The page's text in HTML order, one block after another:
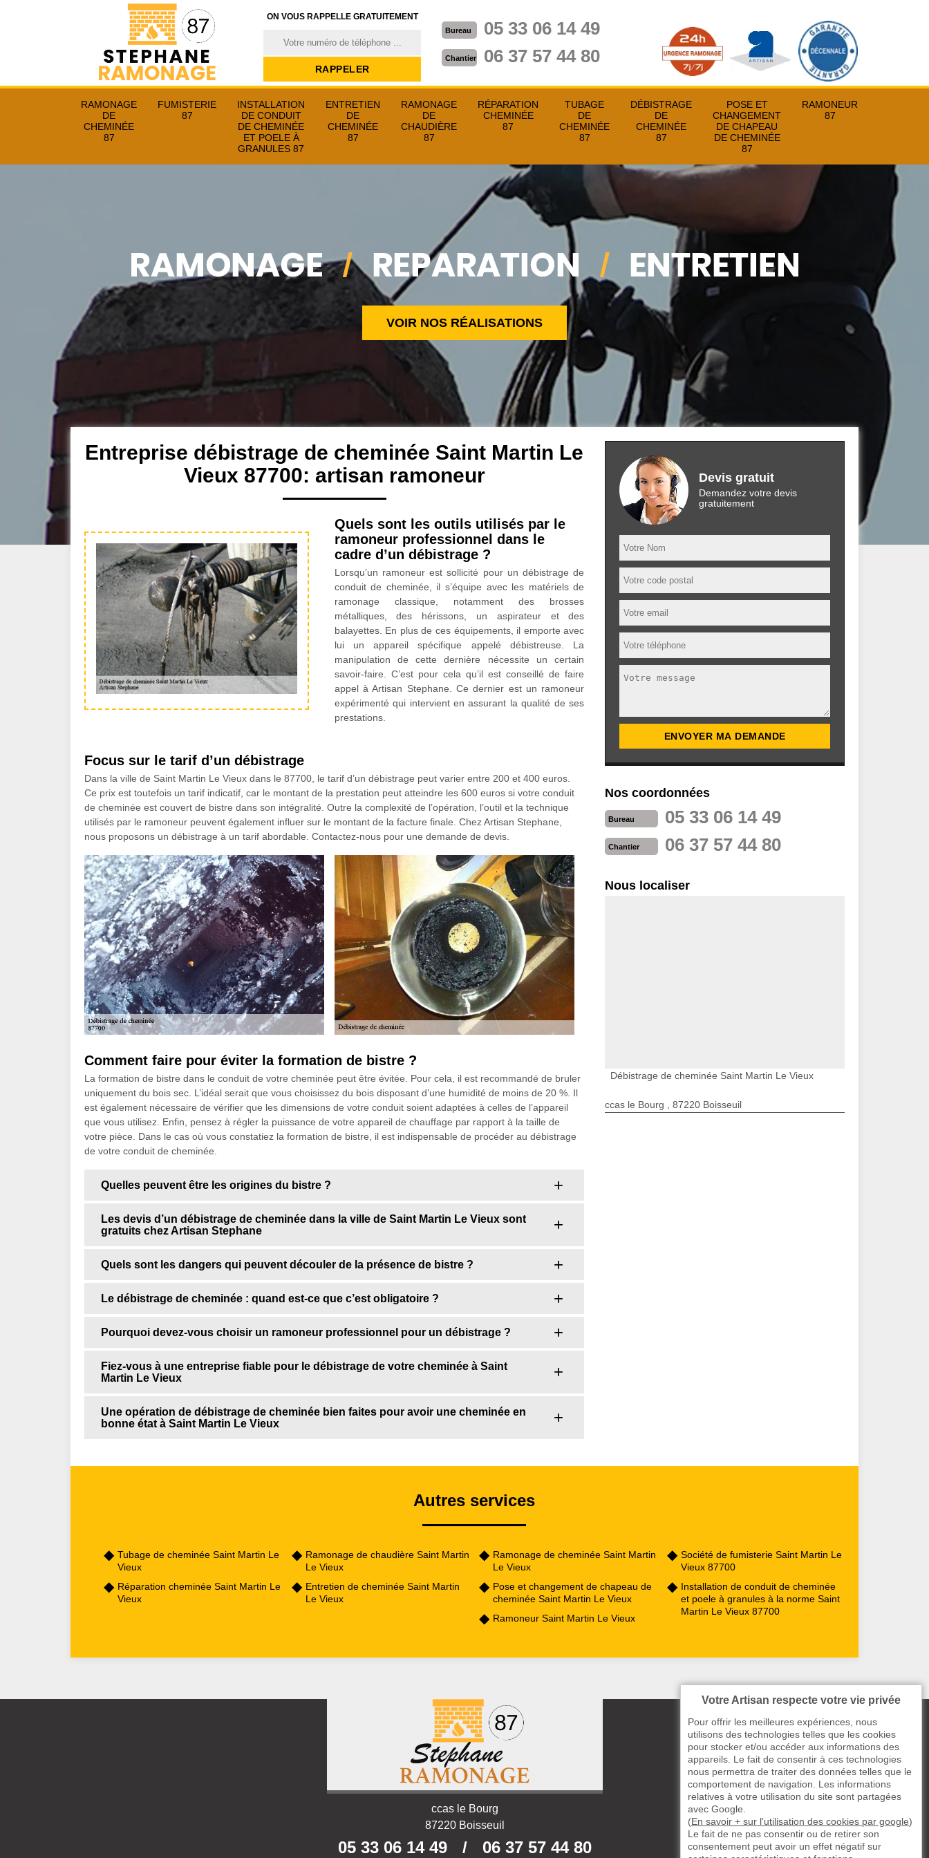
ON VOUS RAPPELLE GRATUITEMENT
Bureau 05 33 06 14 49
Chantier 06 37 57 44 80
RAMONAGE
DE
CHEMINÉE
87
FUMISTERIE
87
INSTALLATION
DE CONDUIT
DE CHEMINÉE
ET POELE À
GRANULES 87
ENTRETIEN
DE
CHEMINÉE
87
RAMONAGE
DE
CHAUDIÈRE
87
RÉPARATION
CHEMINÉE
87
TUBAGE
DE
CHEMINÉE
87
DÉBISTRAGE
DE
CHEMINÉE
87
POSE ET
CHANGEMENT
DE CHAPEAU
DE CHEMINÉE
87
RAMONEUR
87
VOIR NOS RÉALISATIONS
Entreprise débistrage de cheminée Saint Martin Le
Vieux 87700: artisan ramoneur
Quels sont les outils utilisés par le
ramoneur professionnel dans le
cadre d’un débistrage ?
Lorsqu’un ramoneur est sollicité pour un débistrage de
conduit de cheminée, il s’équipe avec les matériels de
ramonage classique, notamment des brosses
métalliques, des hérissons, un aspirateur et des
balayettes. En plus de ces équipements, il emporte avec
lui un appareil spécifique appelé débistreuse. La
manipulation de cette dernière nécessite un certain
savoir-faire. C’est pour cela qu’il est conseillé de faire
appel à Artisan Stephane. Ce dernier est un ramoneur
expérimenté qui intervient en assurant la qualité de ses
prestations.
Focus sur le tarif d’un débistrage
Dans la ville de Saint Martin Le Vieux dans le 87700, le tarif d’un débistrage peut varier entre 200 et 400 euros.
Ce prix est toutefois un tarif indicatif, car le montant de la prestation peut atteindre les 600 euros si votre conduit
de cheminée est couvert de bistre dans son intégralité. Outre la complexité de l’opération, l’outil et la technique
utilisés par le ramoneur peuvent également influer sur le montant de la facture finale. Chez Artisan Stephane,
nous proposons un débistrage à un tarif abordable. Contactez-nous pour une demande de devis.
Comment faire pour éviter la formation de bistre ?
La formation de bistre dans le conduit de votre cheminée peut être évitée. Pour cela, il est recommandé de bruler
uniquement du bois sec. L’idéal serait que vous choisissez du bois disposant d’une humidité de moins de 20 %. Il
est également nécessaire de vérifier que les dimensions de votre conduit soient adaptées à celles de l’appareil
que vous utilisez. Enfin, pensez à régler la puissance de votre appareil de chauffage par rapport à la taille de
votre pièce. Dans le cas où vous constatiez la formation de bistre, il est indispensable de procéder au débistrage
de votre conduit de cheminée.
Quelles peuvent être les origines du bistre ?
Les devis d’un débistrage de cheminée dans la ville de Saint Martin Le Vieux sont
gratuits chez Artisan Stephane
Quels sont les dangers qui peuvent découler de la présence de bistre ?
Le débistrage de cheminée : quand est-ce que c’est obligatoire ?
Pourquoi devez-vous choisir un ramoneur professionnel pour un débistrage ?
Fiez-vous à une entreprise fiable pour le débistrage de votre cheminée à Saint
Martin Le Vieux
Une opération de débistrage de cheminée bien faites pour avoir une cheminée en
bonne état à Saint Martin Le Vieux
Devis gratuit
Demandez votre devis
gratuitement
Nos coordonnées
Bureau 05 33 06 14 49
Chantier 06 37 57 44 80
Nous localiser
Débistrage de cheminée Saint Martin Le Vieux
ccas le Bourg , 87220 Boisseuil
Autres services
Tubage de cheminée Saint Martin Le
Vieux
Réparation cheminée Saint Martin Le
Vieux
Ramonage de chaudière Saint Martin
Le Vieux
Entretien de cheminée Saint Martin
Le Vieux
Ramonage de cheminée Saint Martin
Le Vieux
Pose et changement de chapeau de
cheminée Saint Martin Le Vieux
Ramoneur Saint Martin Le Vieux
Société de fumisterie Saint Martin Le
Vieux 87700
Installation de conduit de cheminée
et poele à granules à la norme Saint
Martin Le Vieux 87700
ccas le Bourg
87220 Boisseuil
05 33 06 14 49 / 06 37 57 44 80
Votre Artisan respecte votre vie privée
Pour offrir les meilleures expériences, nous
utilisons des technologies telles que les cookies
pour stocker et/ou accéder aux informations des
appareils. Le fait de consentir à ces technologies
nous permettra de traiter des données telles que le
comportement de navigation. Les informations
relatives à votre utilisation du site sont partagées
avec Google.
(En savoir + sur l'utilisation des cookies par google)
Le fait de ne pas consentir ou de retirer son
consentement peut avoir un effet négatif sur